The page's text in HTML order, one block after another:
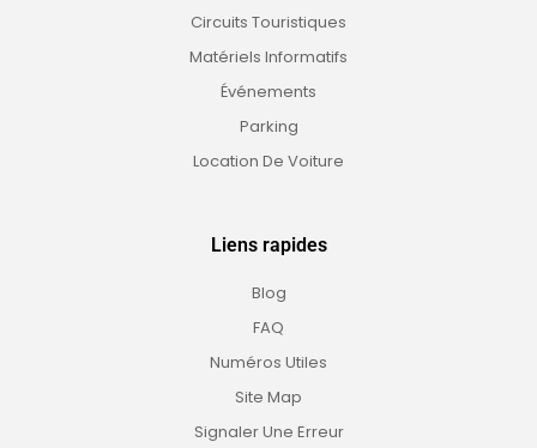
Circuits Touristiques
Matériels Informatifs
Événements
Parking
Location De Voiture
Liens rapides
Blog
FAQ
Numéros Utiles
Site Map
Signaler Une Erreur